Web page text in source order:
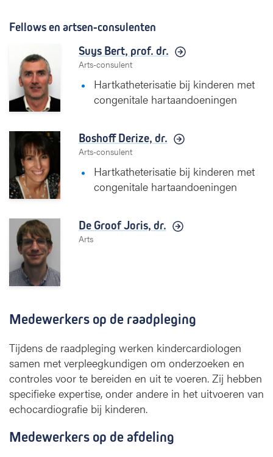
Fellows en artsen-consulenten
Suys Bert, prof. dr.
Arts-consulent
Hartkatheterisatie bij kinderen met
congenitale hartaandoeningen
Boshoff Derize, dr.
Arts-consulent
Hartkatheterisatie bij kinderen met
congenitale hartaandoeningen
De Groof Joris, dr.
Arts
Medewerkers op de raadpleging
Tijdens de raadpleging werken kindercardiologen
samen met verpleegkundigen om onderzoeken en
controles voor te bereiden en uit te voeren. Zij hebben
specifieke expertise, onder andere in het uitvoeren van
echocardiografie bij kinderen.
Medewerkers op de afdeling